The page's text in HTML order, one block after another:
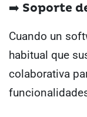
➡️ Soporte
Cuando un
habitual que
colaborativa